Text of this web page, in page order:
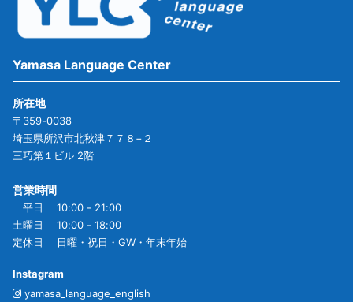
Yamasa Language Center
所在地
〒359-0038
埼玉県所沢市北秋津７７８−２
三巧第１ビル 2階
営業時間
平日 10:00 - 21:00
土曜日 10:00 - 18:00
定休日 日曜・祝日・GW・年末年始
Instagram
yamasa_language_english